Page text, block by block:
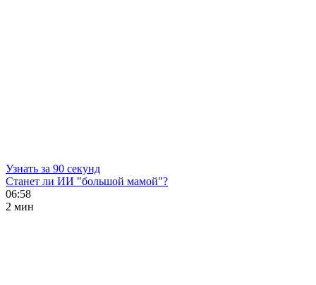
Узнать за 90 секунд
Станет ли ИИ "большой мамой"?
06:58
2 мин